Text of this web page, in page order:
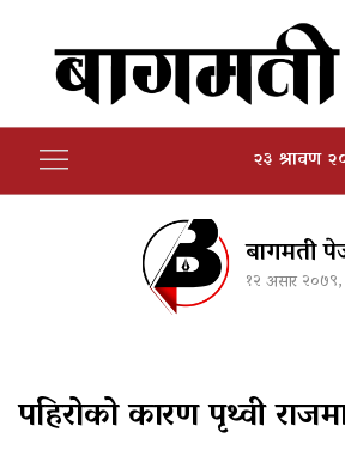
२३ श्रावण
बागमती
१२ असार
पहिरोको कारण पृथ्वी